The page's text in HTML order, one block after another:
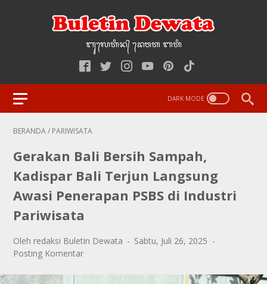
ᬩᬸ᭢ᬮᬢᬶᬦ᭄‌ ᭢ᬤᬯᬢ‌‌‌ ᬩᬢᬶ
BERANDA/ PARIWISATA
Gerakan Bali Bersih Sampah,
Kadispar Bali Terjun Langsung
Awasi Penerapan PSBS di Industri
Pariwisata
Oleh redaksi Buletin Dewata
Sabtu, Juli 26, 2025
Posting Komentar